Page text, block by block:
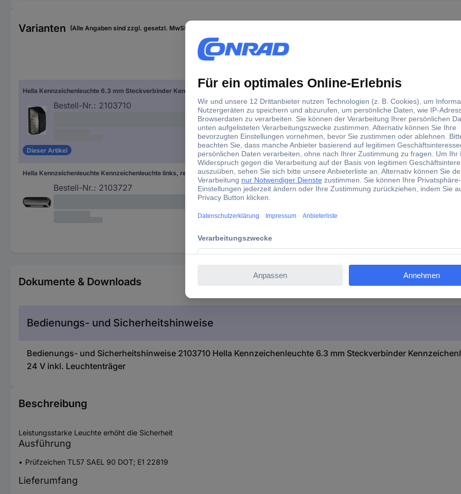
Varianten (Alle Angaben sind zzgl. gesetzl. MwSt., zzgl. Versand)
Bestell-Nr.: 2103710
Dieser Artikel
Hella Kennzeichenleuchte Kennzeichenleuchte links, rechts, hinten 12 V, 24 V
Bestell-Nr.: 2103727
Dokumente & Downloads
Bedienungs- und Sicherheitshinweise
Bedienungs- und Sicherheitshinweise 2103710 Hella Kennzeichenleuchte 6.3 mm Steckverbinder
24 V inkl. Leuchtenträger
Beschreibung
Leistungsstarke Leuchte erhöht die Sicherheit
Ausführung
Prüfzeichen TL57 SAEL 90 DOT; E1 22819
Lieferumfang